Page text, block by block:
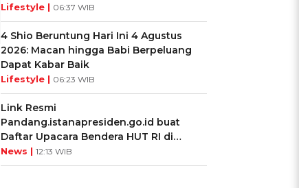
Lifestyle | 06:37 WIB
4 Shio Beruntung Hari Ini 4 Agustus
2026: Macan hingga Babi Berpeluang
Dapat Kabar Baik
Lifestyle | 06:23 WIB
Link Resmi
Pandang.istanapresiden.go.id buat
Daftar Upacara Bendera HUT RI di
Istana Negara
News | 12:13 WIB